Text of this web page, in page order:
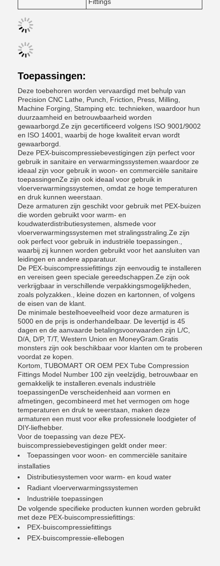
Toepassingen:
Deze toebehoren worden vervaardigd met behulp van
Precision CNC Lathe, Punch, Friction, Press, Milling,
Machine Forging, Stamping etc. technieken, waardoor hun
duurzaamheid en betrouwbaarheid worden
gewaarborgd.Ze zijn gecertificeerd volgens ISO 9001/9002
en ISO 14001, waarbij de hoge kwaliteit ervan wordt
gewaarborgd.
Deze PEX-buiscompressiebevestigingen zijn perfect voor
gebruik in sanitaire en verwarmingssystemen.waardoor ze
ideaal zijn voor gebruik in woon- en commerciële sanitaire
toepassingenZe zijn ook ideaal voor gebruik in
vloerverwarmingssystemen, omdat ze hoge temperaturen
en druk kunnen weerstaan.
Deze armaturen zijn geschikt voor gebruik met PEX-buizen
die worden gebruikt voor warm- en
koudwaterdistributiesystemen, alsmede voor
vloerverwarmingssystemen met stralingsstraling.Ze zijn
ook perfect voor gebruik in industriële toepassingen.,
waarbij zij kunnen worden gebruikt voor het aansluiten van
leidingen en andere apparatuur.
De PEX-buiscompressiefittings zijn eenvoudig te installeren
en vereisen geen speciale gereedschappen.Ze zijn ook
verkrijgbaar in verschillende verpakkingsmogelijkheden,
zoals polyzakken., kleine dozen en kartonnen, of volgens
de eisen van de klant.
De minimale bestelhoeveelheid voor deze armaturen is
5000 en de prijs is onderhandelbaar. De levertijd is 45
dagen en de aanvaarde betalingsvoorwaarden zijn L/C,
D/A, D/P, T/T, Western Union en MoneyGram.Gratis
monsters zijn ook beschikbaar voor klanten om te proberen
voordat ze kopen.
Kortom, TUBOMART OR OEM PEX Tube Compression
Fittings Model Number 100 zijn veelzijdig, betrouwbaar en
gemakkelijk te installeren.evenals industriële
toepassingenDe verscheidenheid aan vormen en
afmetingen, gecombineerd met het vermogen om hoge
temperaturen en druk te weerstaan, maken deze
armaturen een must voor elke professionele loodgieter of
DIY-liefhebber.
Voor de toepassing van deze PEX-
buiscompressiebevestigingen geldt onder meer:
Toepassingen voor woon- en commerciële sanitaire
installaties
Distributiesystemen voor warm- en koud water
Radiant vloerverwarmingssystemen
Industriële toepassingen
De volgende specifieke producten kunnen worden gebruikt
met deze PEX-buiscompressiefittings:
PEX-buiscompressiefittings
PEX-buiscompressie-ellebogen